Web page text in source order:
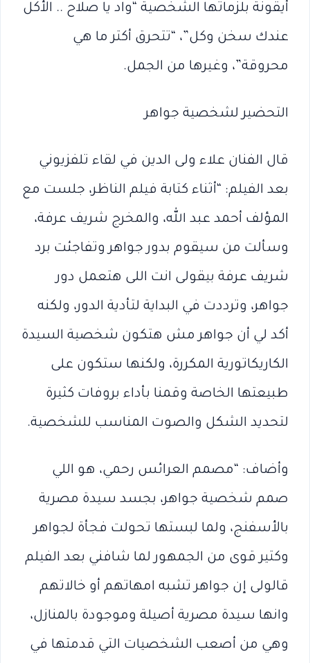
أيقونة بلزماتها الشخصية “واد يا صلاح .. الأكل
عندك سخن وكل”، “تتحرق أكتر ما هي
محروقة”، وغيرها من الجمل.
التحضير لشخصية جواهر
قال الفنان علاء ولى الدين في لقاء تلفزيوني
بعد الفيلم: “أثناء كتابة فيلم الناظر، جلست مع
المؤلف أحمد عبد الله، والمخرج شريف عرفة،
وسألت من سيقوم بدور جواهر وتفاجئت برد
شريف عرفة بيقولى انت اللى هتعمل دور
جواهر، وترددت في البداية لتأدية الدور، ولكنه
أكد لي أن جواهر مش هتكون شخصية السيدة
الكاريكاتورية المكررة، ولكنها ستكون على
طبيعتها الخاصة وقمنا بأداء بروفات كثيرة
لتحديد الشكل والصوت المناسب للشخصية.
وأضاف: “مصمم العرائس رحمي، هو اللي
صمم شخصية جواهر، بجسد سيدة مصرية
بالأسفنج، ولما لبستها تحولت فجأة لجواهر
وكتير قوى من الجمهور لما شافني بعد الفيلم
قالولى إن جواهر تشبه امهاتهم أو خالاتهم
وانها سيدة مصرية أصيلة وموجودة بالمنازل،
وهي من أصعب الشخصيات التي قدمتها في